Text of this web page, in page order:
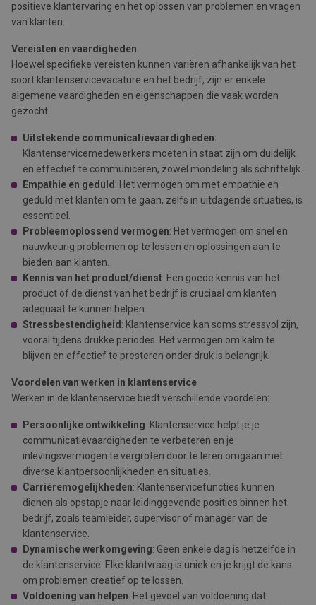
positieve klantervaring en het oplossen van problemen en vragen
van klanten.
Vereisten en vaardigheden
Hoewel specifieke vereisten kunnen variëren afhankelijk van het
soort klantenservicevacature en het bedrijf, zijn er enkele
algemene vaardigheden en eigenschappen die vaak worden
gezocht:
Uitstekende communicatievaardigheden:
Klantenservicemedewerkers moeten in staat zijn om duidelijk
en effectief te communiceren, zowel mondeling als schriftelijk.
Empathie en geduld : Het vermogen om met empathie en
geduld met klanten om te gaan, zelfs in uitdagende situaties, is
essentieel.
Probleemoplossend vermogen: Het vermogen om snel en
nauwkeurig problemen op te lossen en oplossingen aan te
bieden aan klanten.
Kennis van het product/dienst: Een goede kennis van het
product of de dienst van het bedrijf is cruciaal om klanten
adequaat te kunnen helpen.
Stressbestendigheid : Klantenservice kan soms stressvol zijn,
vooral tijdens drukke periodes. Het vermogen om kalm te
blijven en effectief te presteren onder druk is belangrijk.
Voordelen van werken in klantenservice
Werken in de klantenservice biedt verschillende voordelen:
Persoonlijke ontwikkeling: Klantenservice helpt je je
communicatievaardigheden te verbeteren en je
inlevingsvermogen te vergroten door te leren omgaan met
diverse klantpersoonlijkheden en situaties.
Carrièremogelijkheden: Klantenservicefuncties kunnen
dienen als opstapje naar leidinggevende posities binnen het
bedrijf, zoals teamleider, supervisor of manager van de
klantenservice.
Dynamische werkomgeving: Geen enkele dag is hetzelfde in
de klantenservice. Elke klantvraag is uniek en je krijgt de kans
om problemen creatief op te lossen.
Voldoening van helpen: Het gevoel van voldoening dat